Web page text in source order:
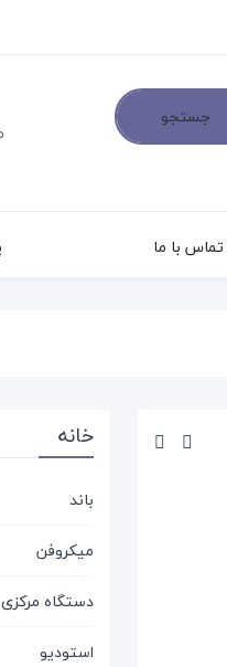
جستجو
تماس با ما
خانه
باند
میکروفن
دستگاه مرکزی
استودیو